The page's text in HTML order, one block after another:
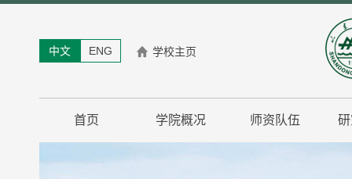
中文 ENG 学校主页
首页 学院概况 师资队伍